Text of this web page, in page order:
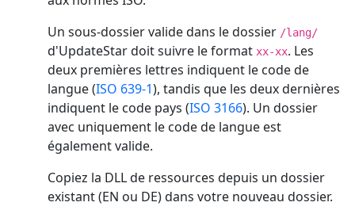
Un sous-dossier valide dans le dossier /lang/
d'UpdateStar doit suivre le format xx-xx. Les
deux premières lettres indiquent le code de
langue (ISO 639-1), tandis que les deux dernières
indiquent le code pays (ISO 3166). Un dossier
avec uniquement le code de langue est
également valide.
Copiez la DLL de ressources depuis un dossier
existant (EN ou DE) dans votre nouveau dossier.